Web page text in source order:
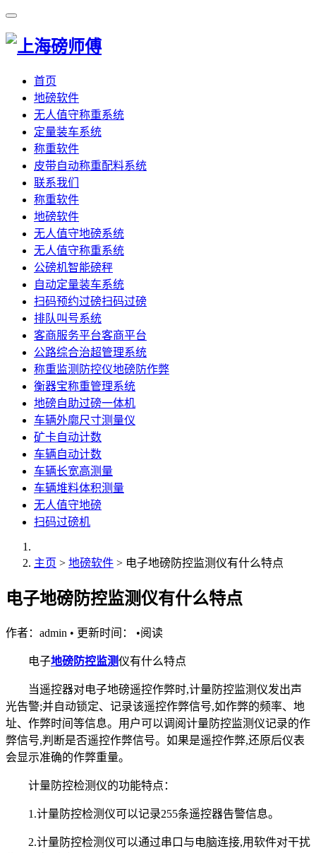
首页
地磅软件
无人值守称重系统
定量装车系统
称重软件
皮带自动称重配料系统
联系我们
称重软件
地磅软件
无人值守地磅系统
无人值守称重系统
公磅机智能磅秤
自动定量装车系统
扫码预约过磅扫码过磅
排队叫号系统
客商服务平台客商平台
公路综合治超管理系统
称重监测防控仪地磅防作弊
衡器宝称重管理系统
地磅自助过磅一体机
车辆外廓尺寸测量仪
矿卡自动计数
车辆自动计数
车辆长宽高测量
车辆堆料体积测量
无人值守地磅
扫码过磅机
主页 > 地磅软件 > 电子地磅防控监测仪有什么特点
电子地磅防控监测仪有什么特点
作者：admin • 更新时间： •阅读
电子地磅防控监测仪有什么特点
当遥控器对电子地磅遥控作弊时,计量防控监测仪发出声
光告警;并自动锁定、记录该遥控作弊信号,如作弊的频率、地
址、作弊时间等信息。用户可以调阅计量防控监测仪记录的作
弊信号,判断是否遥控作弊信号。如果是遥控作弊,还原后仪表
会显示准确的作弊重量。
计量防控检测仪的功能特点：
1.计量防控检测仪可以记录255条遥控器告警信息。
2.计量防控检测仪可以通过串口与电脑连接,用软件对干扰